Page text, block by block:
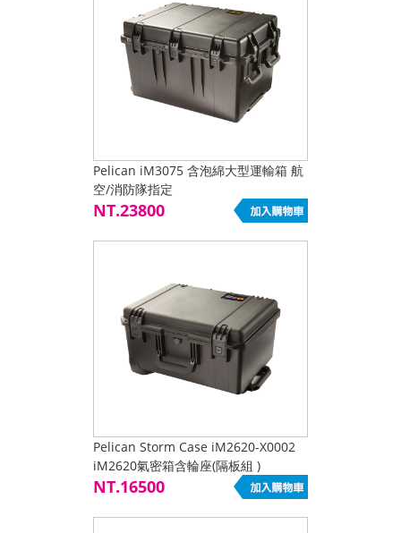
Pelican iM3075 含泡綿大型運輸箱 航
空/消防隊指定
NT.23800
Pelican Storm Case iM2620-X0002
iM2620氣密箱含輪座(隔板組 )
NT.16500